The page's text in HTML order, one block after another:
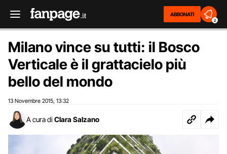
ABBONATI
2
Milano vince su tutti: il Bosco
Verticale è il grattacielo più
bello del mondo
13 Novembre 2015 13:32
A cura di Clara Salzano